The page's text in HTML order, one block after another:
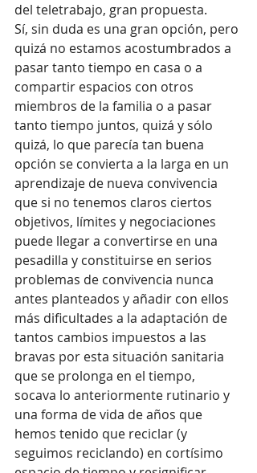
del teletrabajo, gran propuesta.
Sí, sin duda es una gran opción, pero
quizá no estamos acostumbrados a
pasar tanto tiempo en casa o a
compartir espacios con otros
miembros de la familia o a pasar
tanto tiempo juntos, quizá y sólo
quizá, lo que parecía tan buena
opción se convierta a la larga en un
aprendizaje de nueva convivencia
que si no tenemos claros ciertos
objetivos, límites y negociaciones
puede llegar a convertirse en una
pesadilla y constituirse en serios
problemas de convivencia nunca
antes planteados y añadir con ellos
más dificultades a la adaptación de
tantos cambios impuestos a las
bravas por esta situación sanitaria
que se prolonga en el tiempo,
socava lo anteriormente rutinario y
una forma de vida de años que
hemos tenido que reciclar (y
seguimos reciclando) en cortísimo